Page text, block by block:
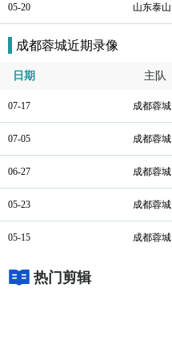
05-20 山东泰山
成都蓉城近期录像
日期 主队
07-17 成都蓉城
07-05 成都蓉城
06-27 成都蓉城
05-23 成都蓉城
05-15 成都蓉城
热门剪辑